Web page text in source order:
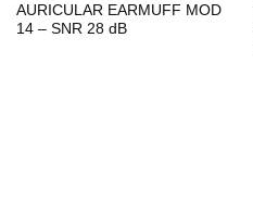
AURICULAR EARMUFF MOD
14 – SNR 28 dB